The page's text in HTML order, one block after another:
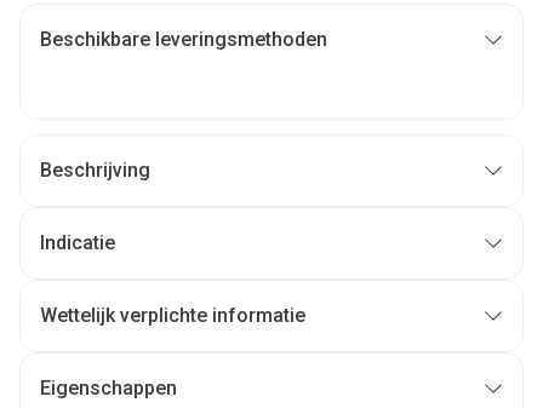
Beschikbare leveringsmethoden
Beschrijving
Indicatie
Wettelijk verplichte informatie
Eigenschappen